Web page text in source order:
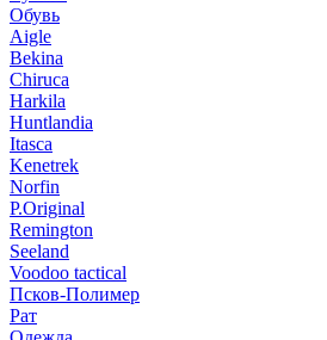
Обувь
Aigle
Bekina
Chiruсa
Harkila
Huntlandia
Itasca
Kenetrek
Norfin
P.Original
Remington
Seeland
Voodoo tactical
Псков-Полимер
Рат